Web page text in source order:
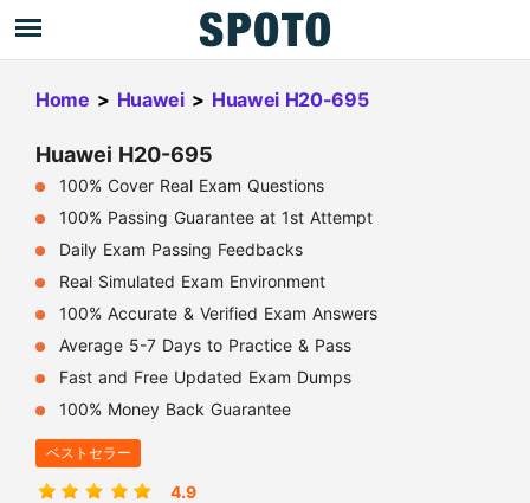
Home > Huawei > Huawei H20-695
Huawei H20-695
100% Cover Real Exam Questions
100% Passing Guarantee at 1st Attempt
Daily Exam Passing Feedbacks
Real Simulated Exam Environment
100% Accurate & Verified Exam Answers
Average 5-7 Days to Practice & Pass
Fast and Free Updated Exam Dumps
100% Money Back Guarantee
ベストセラー
4.9